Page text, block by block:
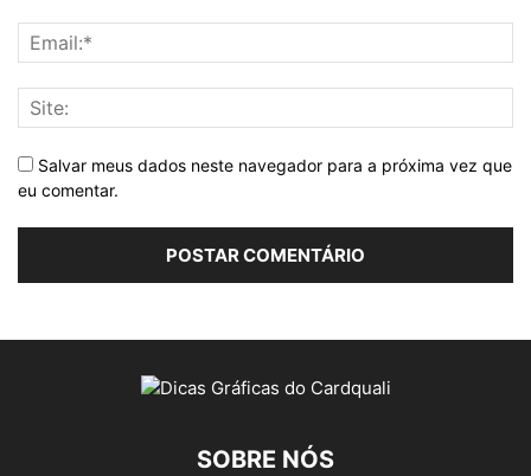
Salvar meus dados neste navegador para a próxima vez que
eu comentar.
SOBRE NÓS